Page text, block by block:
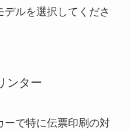
ルを選択してくださ
ンター
ーで特に伝票印刷の対